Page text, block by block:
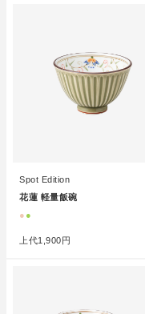
Spot Edition
花蓮 軽量飯碗
● ●
上代1,900円